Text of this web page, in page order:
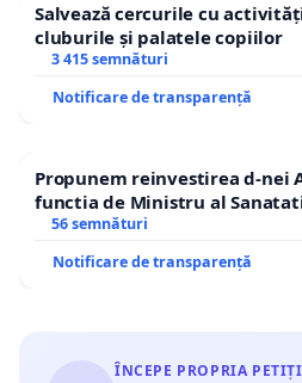
Salvează cercurile cu
cluburile și palatele copiilor
3 415 semnături
Notificare de transparență
Propunem reinvestirea d-nei
functia de Ministru al
56 semnături
Notificare de transparență
ÎNCEPE PROPRIA